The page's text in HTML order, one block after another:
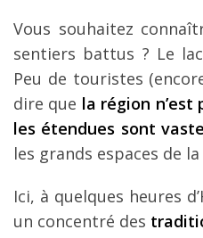
Vous souhaitez
sentiers battus ? Le
Peu de touristes
dire que la région
les étendues sont
les grands espaces de la
Ici, à quelques heures
un concentré des